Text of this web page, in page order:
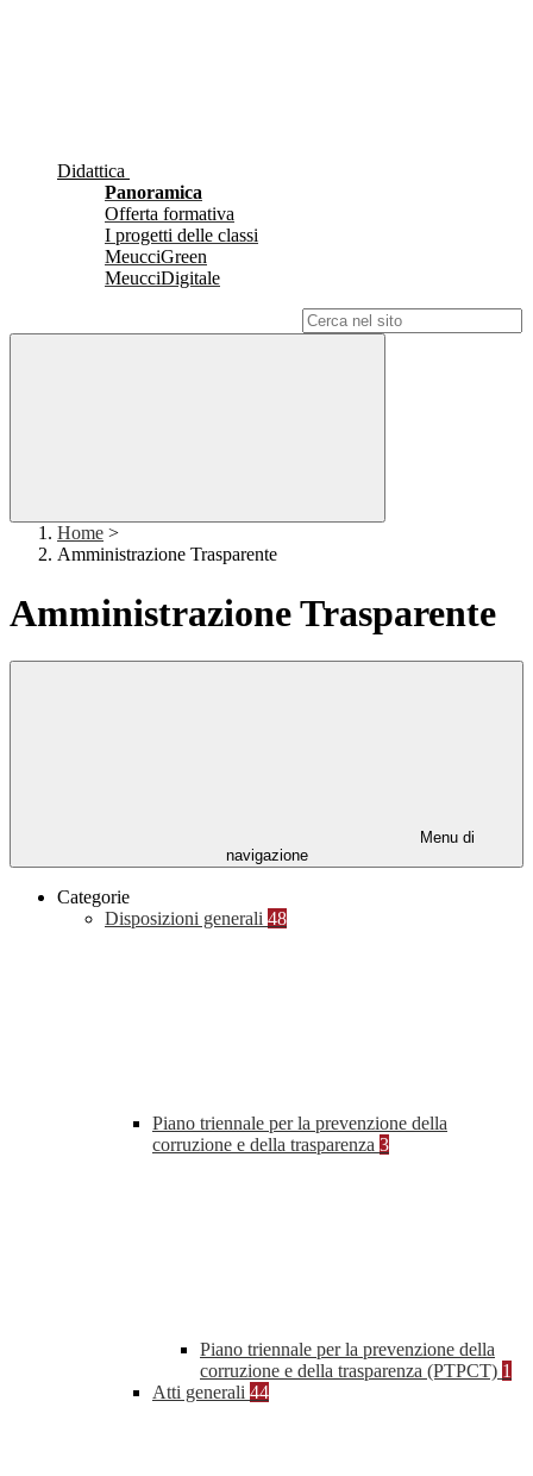
Didattica
Panoramica
Offerta formativa
I progetti delle classi
MeucciGreen
MeucciDigitale
Home >
Amministrazione Trasparente
Amministrazione Trasparente
Menu di
navigazione
Categorie
Disposizioni generali 48
Piano triennale per la prevenzione della
corruzione e della trasparenza 3
Piano triennale per la prevenzione della
corruzione e della trasparenza (PTPCT) 1
Atti generali 44